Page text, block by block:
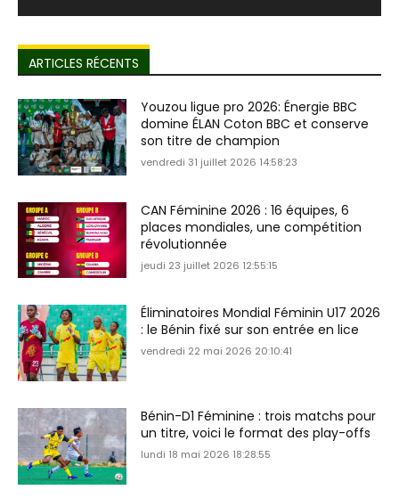
ARTICLES RÉCENTS
Youzou ligue pro 2026: Énergie BBC
domine ÉLAN Coton BBC et conserve
son titre de champion
vendredi 31 juillet 2026 14:58:23
CAN Féminine 2026 : 16 équipes, 6
places mondiales, une compétition
révolutionnée
jeudi 23 juillet 2026 12:55:15
Éliminatoires Mondial Féminin U17 2026
: le Bénin fixé sur son entrée en lice
vendredi 22 mai 2026 20:10:41
Bénin-D1 Féminine : trois matchs pour
un titre, voici le format des play-offs
lundi 18 mai 2026 18:28:55